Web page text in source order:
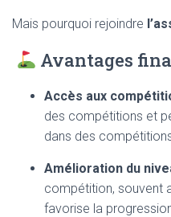
Mais pourquoi rejoindre
Avantages
Accès aux
des compétitions et
dans des
Amélioration du
compétition, souvent
favorise la